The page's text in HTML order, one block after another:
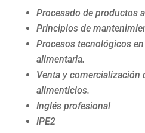
Procesado de productos
Principios de
Procesos tecnológicos
alimentaria.
Venta y comercialización
alimenticios.
Inglés profesional
IPE2